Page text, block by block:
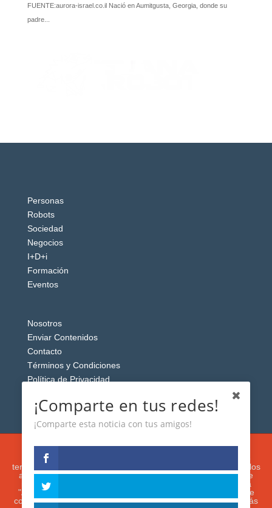
Personas
Robots
Sociedad
Negocios
I+D+i
Formación
Eventos
Nosotros
Enviar Contenidos
Contacto
Términos y Condiciones
Política de Privacidad
Esta web usa cookies analíticas y publicitarias (propias y de
terceros) para analizar el tráfico y personalizar el contenido y los
anuncios que le mostremos de acuerdo con su navegación e
intereses, buscando así mejorar su experiencia. Si presiona
"Aceptar" o continúa navegando, acepta su utilización. Puede
configurar o rechazar su uso presionando "Configuración". Más
¡Comparte en tus redes!
¡Comparte esta noticia con tus amigos!